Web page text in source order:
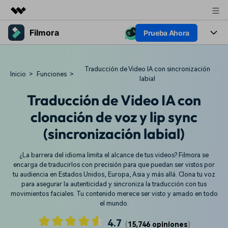
Productos destacados
Resumen
Soporte
Filmora Prueba Ahora
Características
Recursos creativos
Video e imagen
Soluciones
Filmora para
Creación
Recursos
Ideas para editar
Adquiere conocimientos
Efectos especiales DIY
Descubre cómo crear un
Ayuda
Estamos aquí para ayudarte
Empresas
sencilla para empresas
Precios Iniciar sesión
Inicio > Funciones >
Traducción de Video IA con sincronización
labial
Traducción de Video IA con
clonación de voz y lip sync
(sincronización labial)
¿La barrera del idioma limita el alcance de tus videos? Filmora se
encarga de traducirlos con precisión para que puedan ser vistos por
tu audiencia en Estados Unidos, Europa, Asia y más allá. Clona tu voz
para asegurar la autenticidad y sincroniza la traducción con tus
movimientos faciales. Tu contenido merece ser visto y amado en todo
el mundo.
4.7 (15,746 opiniones)